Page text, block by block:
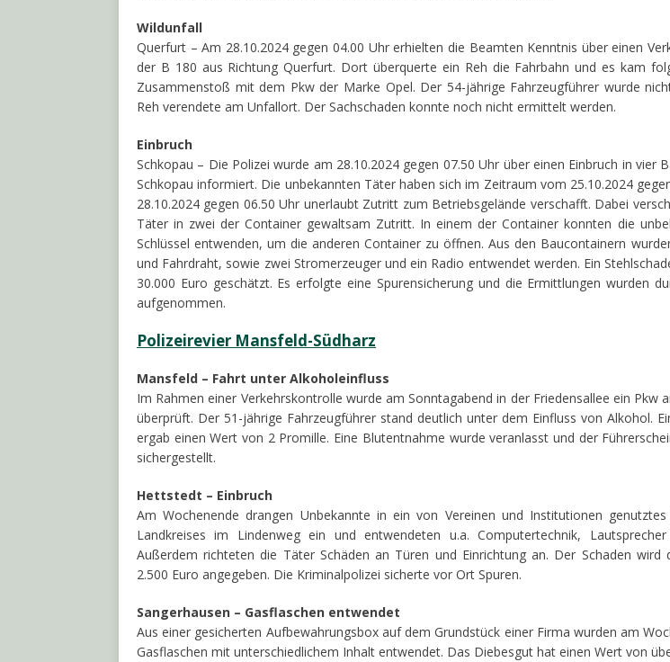
Wildunfall
Querfurt – Am 28.10.2024 gegen 04.00 Uhr erhielten die Beamten Kenntnis über einen
der B 180 aus Richtung Querfurt. Dort überquerte ein Reh die Fahrbahn und es kam
Zusammenstoß mit dem Pkw der Marke Opel. Der 54-jährige Fahrzeugführer wurde
Reh verendete am Unfallort. Der Sachschaden konnte noch nicht ermittelt werden.
Einbruch
Schkopau – Die Polizei wurde am 28.10.2024 gegen 07.50 Uhr über einen Einbruch in vier
Schkopau informiert. Die unbekannten Täter haben sich im Zeitraum vom 25.10.2024
28.10.2024 gegen 06.50 Uhr unerlaubt Zutritt zum Betriebsgelände verschafft. Dabei
Täter in zwei der Container gewaltsam Zutritt. In einem der Container konnten die
Schlüssel entwenden, um die anderen Container zu öffnen. Aus den Baucontainern
und Fahrdraht, sowie zwei Stromerzeuger und ein Radio entwendet werden. Ein
30.000 Euro geschätzt. Es erfolgte eine Spurensicherung und die Ermittlungen wurden
aufgenommen.
Polizeirevier Mansfeld-Südharz
Mansfeld – Fahrt unter Alkoholeinfluss
Im Rahmen einer Verkehrskontrolle wurde am Sonntagabend in der Friedensallee ein Pkw
überprüft. Der 51-jährige Fahrzeugführer stand deutlich unter dem Einfluss von Alkohol.
ergab einen Wert von 2 Promille. Eine Blutentnahme wurde veranlasst und der
sichergestellt.
Hettstedt – Einbruch
Am Wochenende drangen Unbekannte in ein von Vereinen und Institutionen genutztes
Landkreises im Lindenweg ein und entwendeten u.a. Computertechnik,
Außerdem richteten die Täter Schäden an Türen und Einrichtung an. Der Schaden wird
2.500 Euro angegeben. Die Kriminalpolizei sicherte vor Ort Spuren.
Sangerhausen – Gasflaschen entwendet
Aus einer gesicherten Aufbewahrungsbox auf dem Grundstück einer Firma wurden am
Gasflaschen mit unterschiedlichem Inhalt entwendet. Das Diebesgut hat einen Wert von